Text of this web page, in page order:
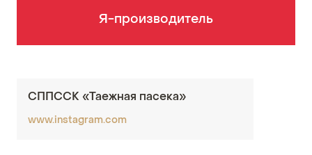
Я-производитель
СППССК «Таежная пасека»
www.instagram.com